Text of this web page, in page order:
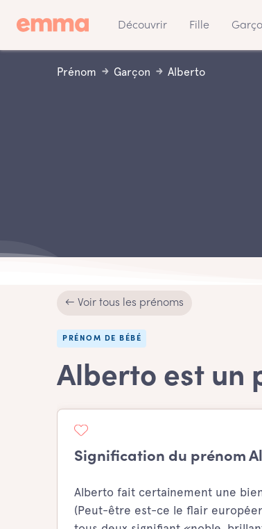
Découvrir Fille
Prénom Garçon Alberto
← Voir tous les prénoms
PRÉNOM DE BÉBÉ
Alberto est un
Signification du prénom
Alberto fait certainement une
(Peut-être est-ce le flair